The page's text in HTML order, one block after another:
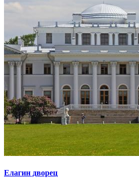
Елагин дворец